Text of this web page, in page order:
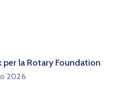
per la Rotary Foundation
2026